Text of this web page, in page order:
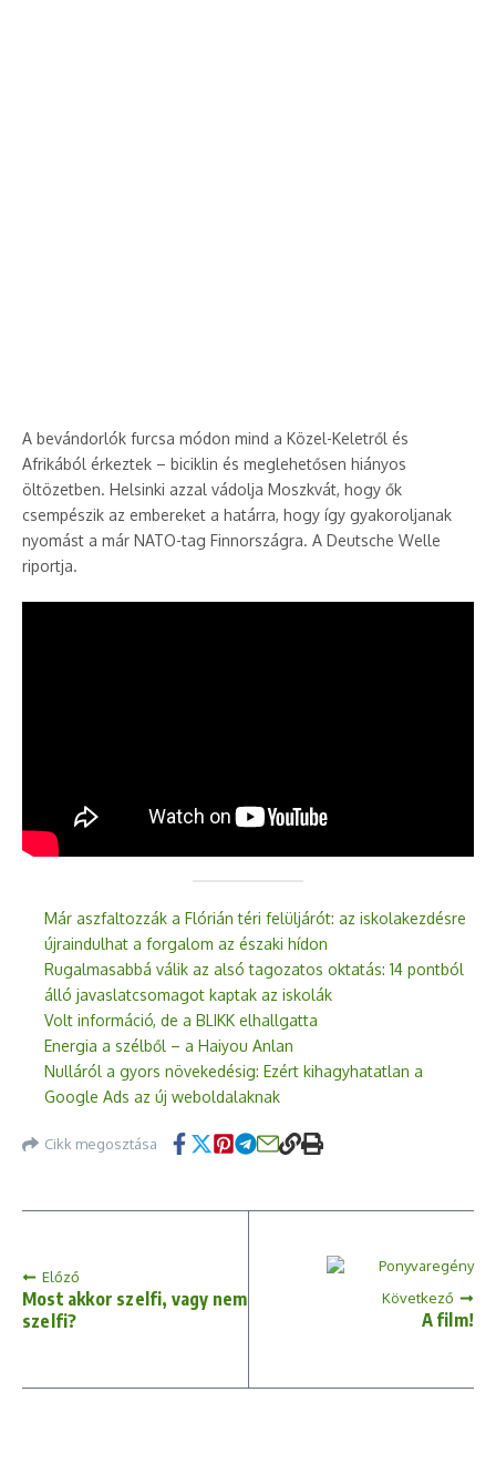
A bevándorlók furcsa módon mind a Közel-Keletről és
Afrikából érkeztek – biciklin és meglehetősen hiányos
öltözetben. Helsinki azzal vádolja Moszkvát, hogy ők
csempészik az embereket a határra, hogy így gyakoroljanak
nyomást a már NATO-tag Finnországra. A Deutsche Welle
riportja.
Már aszfaltozzák a Flórián téri felüljárót: az iskolakezdésre
újraindulhat a forgalom az északi hídon
Rugalmasabbá válik az alsó tagozatos oktatás: 14 pontból
álló javaslatcsomagot kaptak az iskolák
Volt információ, de a BLIKK elhallgatta
Energia a szélből – a Haiyou Anlan
Nulláról a gyors növekedésig: Ezért kihagyhatatlan a
Google Ads az új weboldalaknak
Cikk megosztása
Előző
Most akkor szelfi, vagy nem
szelfi?
Következő
A film!